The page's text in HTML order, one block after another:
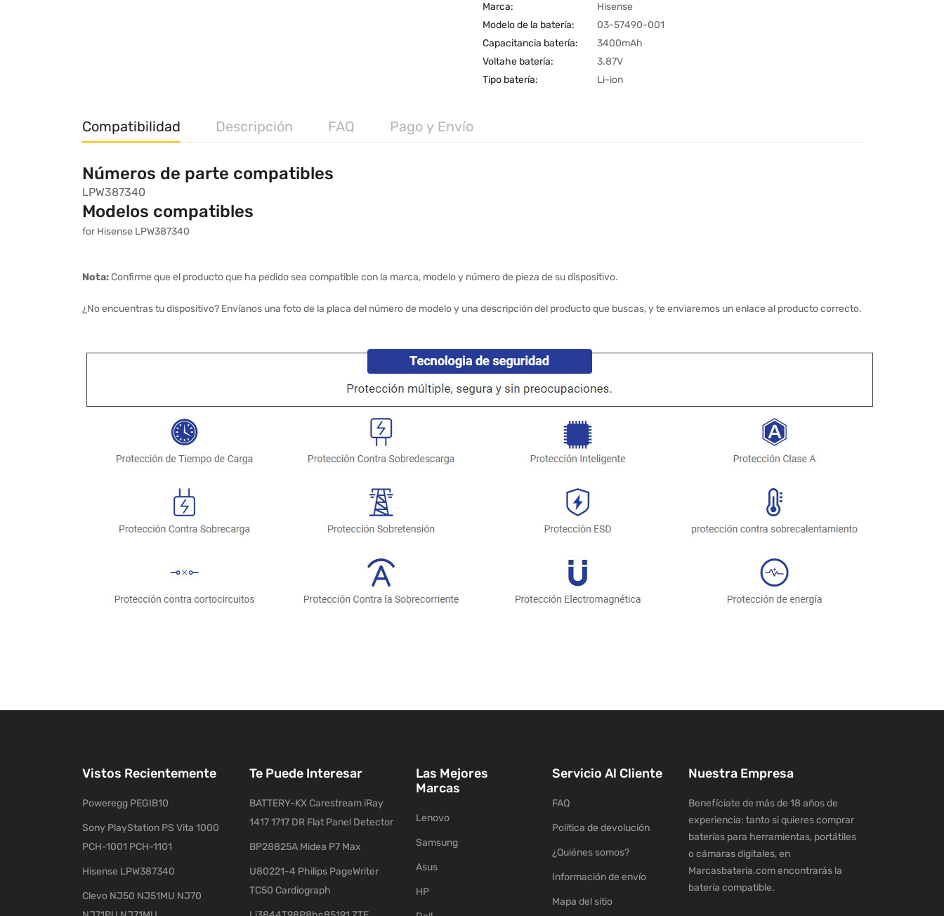
Marca:
Hisense
Modelo de la batería:
03-57490-001
Capacitancia batería:
3400mAh
Voltahe batería:
3.87V
Tipo batería:
Li-ion
Compatibilidad Descripción FAQ Pago y Envío
Números de parte compatibles
LPW387340
Modelos compatibles
for Hisense LPW387340
Nota:Confirme que el producto que ha pedido sea compatible con la marca, modelo y número de pieza de su dispositivo.
¿No encuentras tu dispositivo? Envíanos una foto de la placa del número de modelo y una descripción del producto que buscas, y te enviaremos un enlace al producto correcto.
Vistos Recientemente
Poweregg PEGIB10
Sony PlayStation PS Vita 1000
PCH-1001 PCH-1101
Hisense LPW387340
Clevo NJ50 NJ51MU NJ70
Te Puede Interesar
BATTERY-KX Carestream iRay
1417 1717 DR Flat Panel Detector
BP28825A Midea P7 Max
U80221-4 Philips PageWriter
TC50 Cardiograph
Las Mejores
Marcas
Lenovo
Samsung
Asus
HP
Servicio Al Cliente
FAQ
Política de devolución
¿Quiénes somos?
Información de envío
Mapa del sitio
Nuestra Empresa
Benefíciate de más de 18 años de
experiencia: tanto si quieres comprar
baterías para herramientas, portátiles
o cámaras digitales, en
Marcasbateria.com encontrarás la
batería compatible.